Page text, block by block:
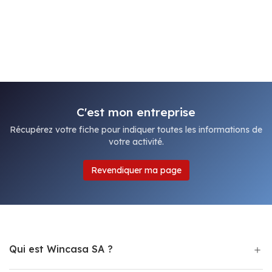
C'est mon entreprise
Récupérez votre fiche pour indiquer toutes les informations de
votre activité.
Revendiquer ma page
Qui est Wincasa SA ?